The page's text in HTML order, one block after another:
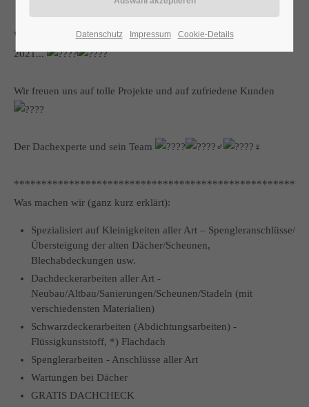
Wir wünschen euch ein schönes, neues, erfolgreiches Jahr
2021...
Wir freuen uns auf tolle Projekte und auf zufriedene Kunden
Der Dachexperte und sein Team
Was machen wir (ganz kurz erklärt):
Spezialisiert auf Kleinigkeiten aller Art – Spengleranschlüsse/
Übersteigung der alten Dächer/Scheunen,
Blechabdeckungen usw.
Dachdeckerarbeiten aller Art -
Neubau/Altbau/Sanierungen/Scheunen/Stadeln (mit
verschiedensten Materialien)
Schwarzdeckerarbeiten (Abdichtungsarbeiten) -
Flüssigkunststoff, *) Flachdach
Spenglerarbeiten - Anschlüsse aller Art
Wartungen bei Dächer
GRATIS DACHCHECK
Datenschutz Impressum Cookie-Details